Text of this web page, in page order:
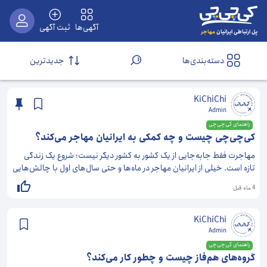
پل ارتباطی ایرانیانمهاجر آگهی‌ها ثبت آگهی
دسته‌بندی‌ها جدیدترین
KiChiChi
Admin
راهنمای کی‌چی‌چی
کی‌چی‌چی چیست و چه کمکی به ایرانیان مهاجر می‌کند؟
مهاجرت فقط جابه‌جایی از یک کشور به کشور دیگر نیست؛ شروع یک زندگی
تازه است. خیلی از ایرانیان مهاجر در ماه‌ها و حتی سال‌های اول با چالش‌هایی
مثل تنهایی، نداشتن شبکه‌ی اجتماعی، و سختیِ پیدا کردن آدم‌های هم‌فکر
روبه‌رو می‌شوند. کی‌چی‌چی دقیقاً با نگاه به همین نیازها شکل گرفته؛ پلتفرمی
دوست و جمع پیدا کنند، هم‌خونه‌ی مناسب بیابند، و خدمات یا
کسب‌وکارهای ایرانی را راحت‌تر پیدا کنند. کی‌چی‌چی یک پلتفرم آنلاین برای
ایرانیان مهاجر است که به کاربران کمک می‌کند: دوست و همراه ایرانی پیدا
کنند وارد گروه‌ها و جمع‌های کوچک‌تر و هدفمندتر شوند هم‌خونه ایرانی پیدا
4 ماه قبل
KiChiChi
Admin
راهنمای کی‌چی‌چی
گروه‌های هم‌فاز چیست و چطور کار می‌کند؟